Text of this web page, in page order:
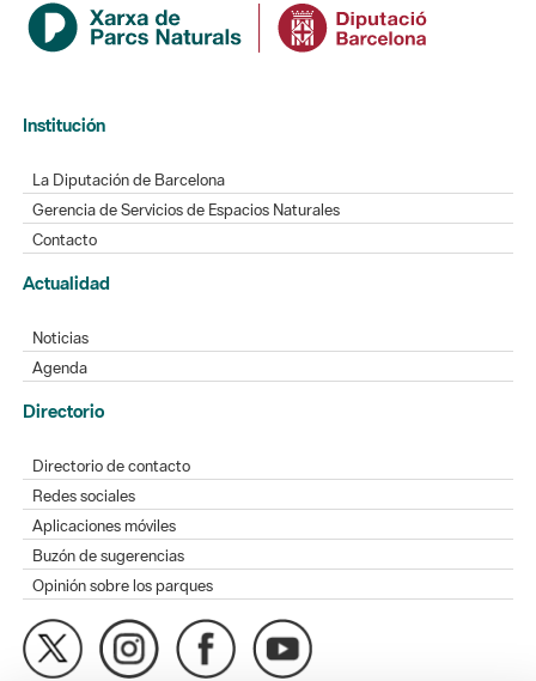
Institución
La Diputación de Barcelona
Gerencia de Servicios de Espacios Naturales
Contacto
Actualidad
Noticias
Agenda
Directorio
Directorio de contacto
Redes sociales
Aplicaciones móviles
Buzón de sugerencias
Opinión sobre los parques